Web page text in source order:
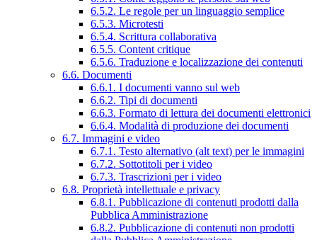
6.5.2. Le regole per un linguaggio semplice
6.5.3. Microtesti
6.5.4. Scrittura collaborativa
6.5.5. Content critique
6.5.6. Traduzione e localizzazione dei contenuti
6.6. Documenti
6.6.1. I documenti vanno sul web
6.6.2. Tipi di documenti
6.6.3. Formato di lettura dei documenti elettronici
6.6.4. Modalità di produzione dei documenti
6.7. Immagini e video
6.7.1. Testo alternativo (alt text) per le immagini
6.7.2. Sottotitoli per i video
6.7.3. Trascrizioni per i video
6.8. Proprietà intellettuale e privacy
6.8.1. Pubblicazione di contenuti prodotti dalla
Pubblica Amministrazione
6.8.2. Pubblicazione di contenuti non prodotti